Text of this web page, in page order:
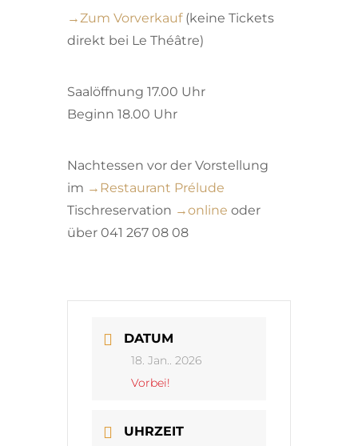
→Zum Vorverkauf(keine Tickets
direkt bei Le Théâtre)
Saalöffnung 17.00 Uhr
Beginn 18.00 Uhr
Nachtessen vor der Vorstellung
im → Restaurant Prélude
Tischreservation →online oder
über 041 267 08 08
DATUM
18. Jan.. 2026
Vorbei!
UHRZEIT